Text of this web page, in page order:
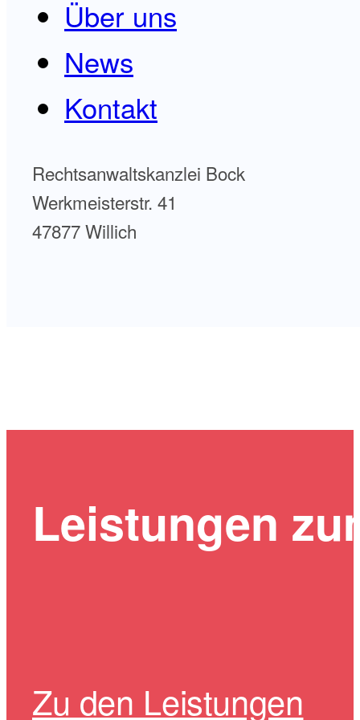
Über uns
News
Kontakt
Rechtsanwaltskanzlei Bock
Werkmeisterstr. 41
47877 Willich
Leistungen
Zu den Leistungen